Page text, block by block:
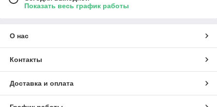
Показать весь график работы
О нас
Контакты
Доставка и оплата